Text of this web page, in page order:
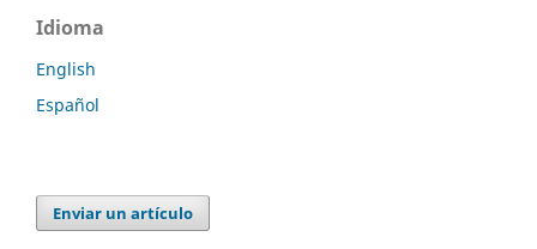
Idioma
English
Español
Enviar un artículo